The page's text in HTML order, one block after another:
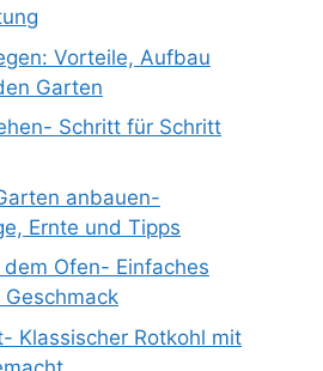
Vorteile, Aufbau
Garten
Schritt für Schritt
anbauen-
Ernte und Tipps
dem Ofen- Einfaches
Klassischer Rotkohl mit